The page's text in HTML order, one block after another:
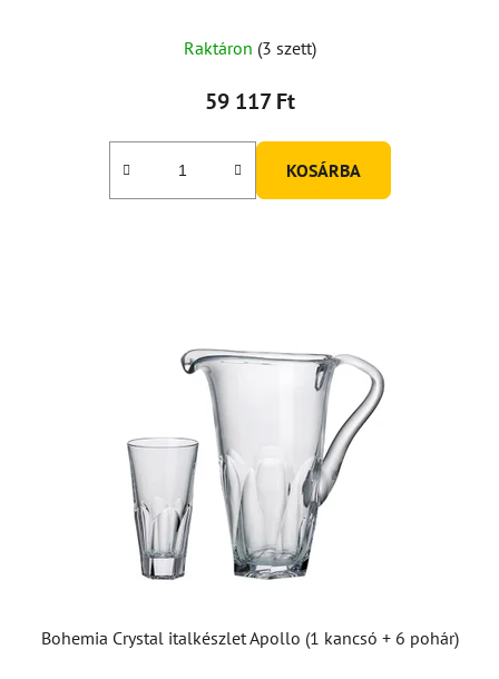
Raktáron (3 szett)
59 117 Ft
KOSÁRBA
Bohemia Crystal italkészlet Apollo (1 kancsó + 6 pohár)